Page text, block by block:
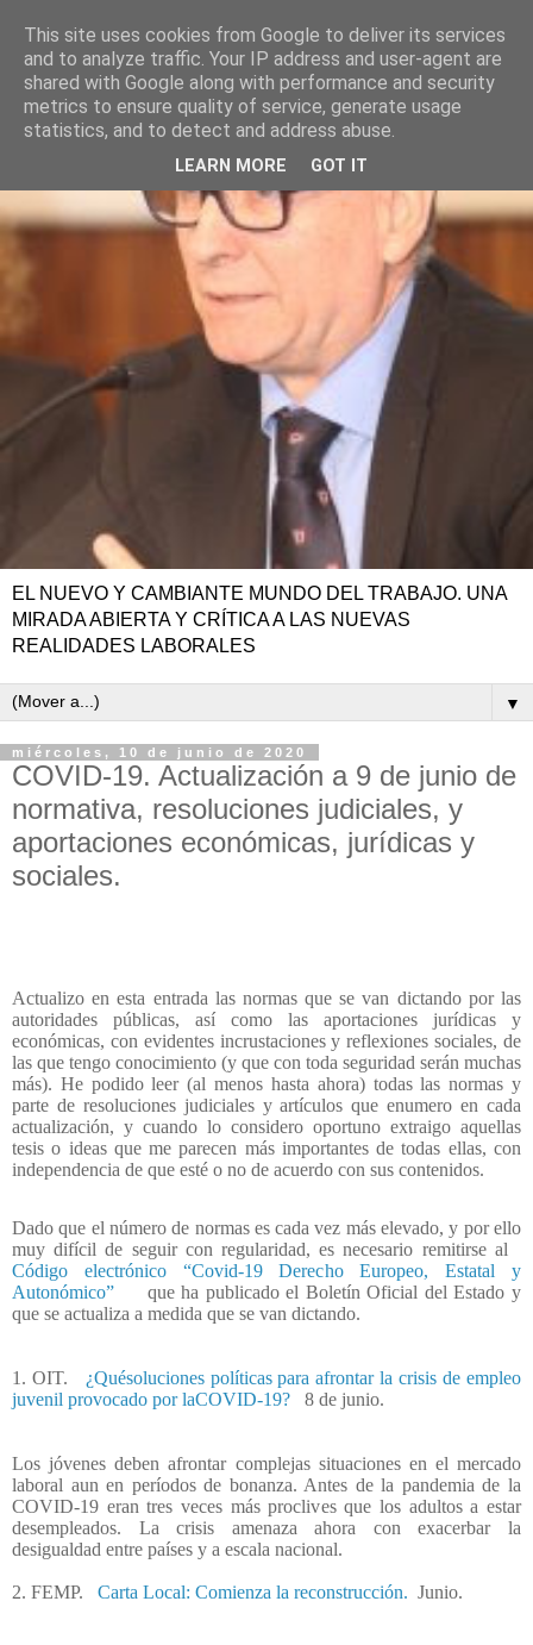
EL NUEVO Y CAMBIANTE MUNDO DEL TRABAJO. UNA
MIRADA ABIERTA Y CRÍTICA A LAS NUEVAS
REALIDADES LABORALES
▼
miércoles, 10 de junio de 2020
COVID-19. Actualización a 9 de junio de
normativa, resoluciones judiciales, y
aportaciones económicas, jurídicas y
sociales.
Actualizo en esta entrada las normas que se van dictando por las
autoridades públicas, así como las aportaciones jurídicas y
económicas, con evidentes incrustaciones y reflexiones sociales, de
las que tengo conocimiento (y que con toda seguridad serán muchas
más). He podido leer (al menos hasta ahora) todas las normas y
parte de resoluciones judiciales y artículos que enumero en cada
actualización, y cuando lo considero oportuno extraigo aquellas
tesis o ideas que me parecen más importantes de todas ellas, con
independencia de que esté o no de acuerdo con sus contenidos.
Dado que el número de normas es cada vez más elevado, y por ello
muy difícil de seguir con regularidad, es necesario remitirse al
Código electrónico “Covid-19 Derecho Europeo, Estatal y
Autonómico”
que ha publicado el Boletín Oficial del Estado y
que se actualiza a medida que se van dictando.
1. OIT.
¿Quésoluciones políticas para afrontar la crisis de empleo
juvenil provocado por laCOVID-19?
8 de junio.
Los jóvenes deben afrontar complejas situaciones en el mercado
laboral aun en períodos de bonanza. Antes de la pandemia de la
COVID-19 eran tres veces más proclives que los adultos a estar
desempleados. La crisis amenaza ahora con exacerbar la
desigualdad entre países y a escala nacional.
2. FEMP. Carta Local: Comienza la reconstrucción. Junio.
This site uses cookies from Google to deliver its services
and to analyze traffic. Your IP address and user-agent are
shared with Google along with performance and security
metrics to ensure quality of service, generate usage
statistics, and to detect and address abuse.
LEARN MORE GOT IT